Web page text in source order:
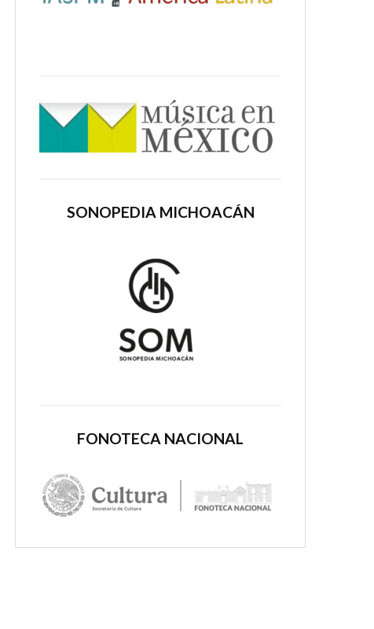
SONOPEDIA MICHOACÁN
FONOTECA NACIONAL